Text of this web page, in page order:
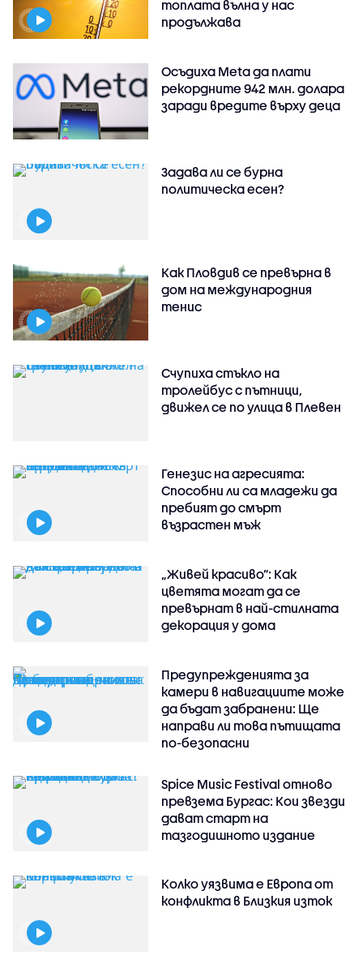
топлата вълна у нас
продължава
Осъдиха Meta да плати
рекордните 942 млн. долара
заради вредите върху деца
Задава ли се бурна
политическа есен?
Как Пловдив се превърна в
дом на международния
тенис
Счупиха стъкло на
тролейбус с пътници,
движел се по улица в Плевен
Генезис на агресията:
Способни ли са младежи да
пребият до смърт
възрастен мъж
„Живей красиво”: Как
цветята могат да се
превърнат в най-стилната
декорация у дома
Предупрежденията за
камери в навигациите може
да бъдат забранени: Ще
направи ли това пътищата
по-безопасни
Spice Music Festival отново
превзема Бургас: Кои звезди
дават старт на
тазгодишното издание
Колко уязвима е Европа от
конфликта в Близкия изток